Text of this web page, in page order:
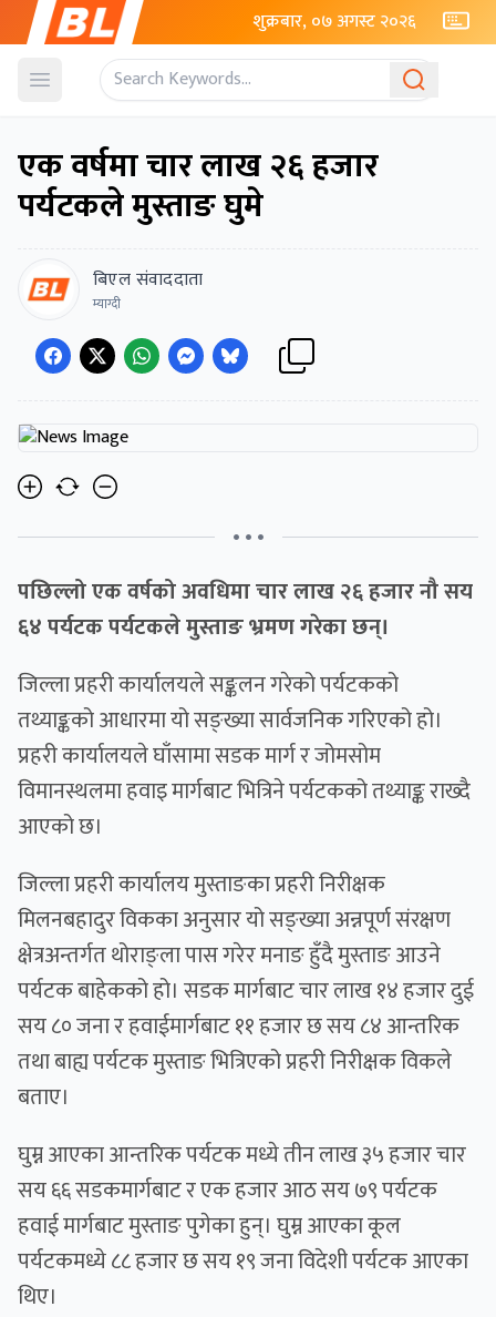
शुक्रबार, ०७ अगस्ट २०२६
Open menu
एक वर्षमा चार लाख २६ हजार
पर्यटकले मुस्ताङ घुमे
बिएल संवाददाता
म्याग्दी
• • •
पछिल्लो एक वर्षको अवधिमा चार लाख २६ हजार नौ सय
६४ पर्यटक पर्यटकले मुस्ताङ भ्रमण गरेका छन्।
जिल्ला प्रहरी कार्यालयले सङ्कलन गरेको पर्यटकको
तथ्याङ्कको आधारमा यो सङ्ख्या सार्वजनिक गरिएको हो।
प्रहरी कार्यालयले घाँसामा सडक मार्ग र जोमसोम
विमानस्थलमा हवाइ मार्गबाट भित्रिने पर्यटकको तथ्याङ्क राख्दै
आएको छ।
जिल्ला प्रहरी कार्यालय मुस्ताङका प्रहरी निरीक्षक
मिलनबहादुर विकका अनुसार यो सङ्ख्या अन्नपूर्ण संरक्षण
क्षेत्रअन्तर्गत थोराङ्ला पास गरेर मनाङ हुँदै मुस्ताङ आउने
पर्यटक बाहेकको हो। सडक मार्गबाट चार लाख १४ हजार दुई
सय ८० जना र हवाईमार्गबाट ११ हजार छ सय ८४ आन्तरिक
तथा बाह्य पर्यटक मुस्ताङ भित्रिएको प्रहरी निरीक्षक विकले
बताए।
घुम्न आएका आन्तरिक पर्यटक मध्ये तीन लाख ३५ हजार चार
सय ६६ सडकमार्गबाट र एक हजार आठ सय ७९ पर्यटक
हवाई मार्गबाट मुस्ताङ पुगेका हुन्। घुम्न आएका कूल
पर्यटकमध्ये ८८ हजार छ सय १९ जना विदेशी पर्यटक आएका
थिए।